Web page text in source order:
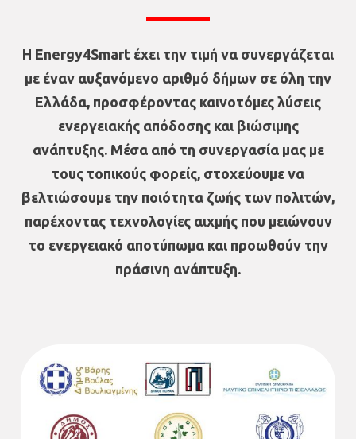
Η Energy4Smart έχει την τιμή να συνεργάζεται
με έναν αυξανόμενο αριθμό δήμων σε όλη την
Ελλάδα, προσφέροντας καινοτόμες λύσεις
ενεργειακής απόδοσης και βιώσιμης
ανάπτυξης. Μέσα από τη συνεργασία μας με
τους τοπικούς φορείς, στοχεύουμε να
βελτιώσουμε την ποιότητα ζωής των πολιτών,
παρέχοντας τεχνολογίες αιχμής που μειώνουν
το ενεργειακό αποτύπωμα και προωθούν την
πράσινη ανάπτυξη.